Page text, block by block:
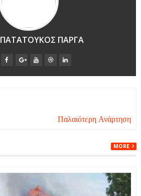
ΠΑΤΑΤΟΥΚΟΣ ΠΑΡΓΑ
Παλαιότερη Ανάρτηση
MORE